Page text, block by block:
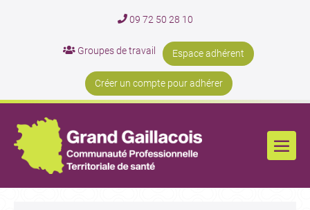
09 72 50 28 10
Groupes de travail Espace adhérent
Créer un compte pour adhérer